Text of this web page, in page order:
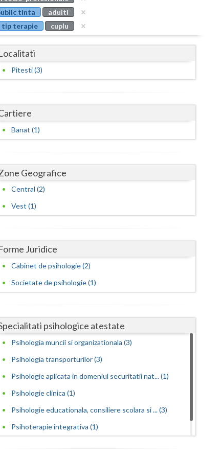
Buzau
Calarasi
Caras-Severin
Ialomita
Iasi
Maramures
Mures
Neamt
Olt
Prahova
tinta
adulti
tip terapie
cuplu
Pitesti (3)
Banat (1)
Geografice
Central (2)
Vest (1)
Juridice
Cabinet de psihologie (2)
Societate de psihologie (1)
psihologice atestate
Psihologia muncii si organizationala (3)
Psihologia transporturilor (3)
Psihologie aplicata in domeniul securitatii nat... (1)
Psihologie clinica (1)
Psihologie educationala, consiliere scolara si ... (3)
Psihoterapie integrativa (1)